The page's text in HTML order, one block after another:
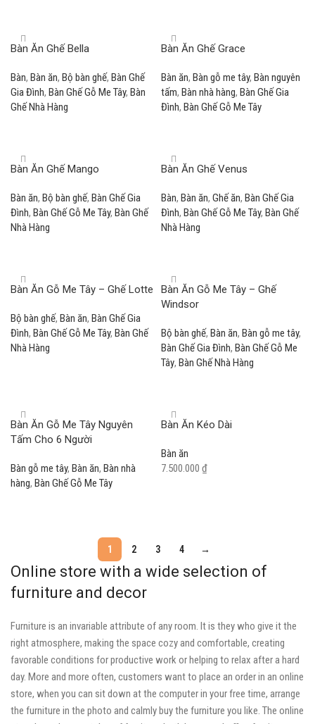
Bàn Ăn Ghế Bella
Bàn, Bàn ăn, Bộ bàn ghế, Bàn Ghế
Gia Đình, Bàn Ghế Gỗ Me Tây, Bàn
Ghế Nhà Hàng
Bàn Ăn Ghế Grace
Bàn ăn, Bàn gỗ me tây, Bàn nguyên
tấm, Bàn nhà hàng, Bàn Ghế Gia
Đình, Bàn Ghế Gỗ Me Tây
Bàn Ăn Ghế Mango
Bàn ăn, Bộ bàn ghế, Bàn Ghế Gia
Đình, Bàn Ghế Gỗ Me Tây, Bàn Ghế
Nhà Hàng
Bàn Ăn Ghế Venus
Bàn, Bàn ăn, Ghế ăn, Bàn Ghế Gia
Đình, Bàn Ghế Gỗ Me Tây, Bàn Ghế
Nhà Hàng
Bàn Ăn Gỗ Me Tây – Ghế Lotte
Bộ bàn ghế, Bàn ăn, Bàn Ghế Gia
Đình, Bàn Ghế Gỗ Me Tây, Bàn Ghế
Nhà Hàng
Bàn Ăn Gỗ Me Tây – Ghế
Windsor
Bộ bàn ghế, Bàn ăn, Bàn gỗ me tây,
Bàn Ghế Gia Đình, Bàn Ghế Gỗ Me
Tây, Bàn Ghế Nhà Hàng
Bàn Ăn Gỗ Me Tây Nguyên
Tấm Cho 6 Người
Bàn gỗ me tây, Bàn ăn, Bàn nhà
hàng, Bàn Ghế Gỗ Me Tây
Bàn Ăn Kéo Dài
Bàn ăn
7.500.000 ₫
1 2 3 4 →
Online store with a wide selection of
furniture and decor
Furniture is an invariable attribute of any room. It is they who give it the
right atmosphere, making the space cozy and comfortable, creating
favorable conditions for productive work or helping to relax after a hard
day. More and more often, customers want to place an order in an online
store, when you can sit down at the computer in your free time, arrange
the furniture in the photo and calmly buy the furniture you like. The online